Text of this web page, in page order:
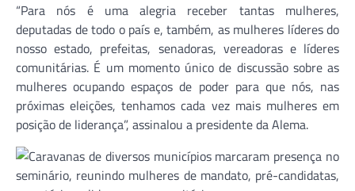
“Para nós é uma alegria receber tantas mulheres,
deputadas de todo o país e, também, as mulheres líderes do
nosso estado, prefeitas, senadoras, vereadoras e líderes
comunitárias. É um momento único de discussão sobre as
mulheres ocupando espaços de poder para que nós, nas
próximas eleições, tenhamos cada vez mais mulheres em
posição de liderança”, assinalou a presidente da Alema.